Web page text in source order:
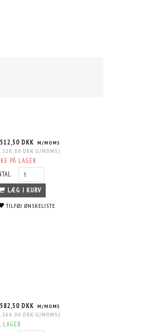
DKK M/MOMS
DKK U/MOMS )
PÅ LAGER
LÆG I KURV
TILFØJ ØNSKELISTE
DKK M/MOMS
DKK U/MOMS )
LAGER